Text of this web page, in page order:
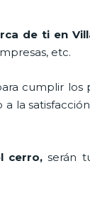
de ti en
etc.
cumplir los
la
cerro,serán